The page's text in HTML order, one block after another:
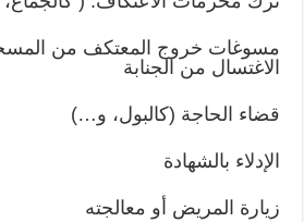
مسوغات خروج المعتكف من
الاغتسال من الجنابة
قضاء الحاجة (كالبول، و…)
الإدلاء بالشهادة
زيارة المريض أو معالجته